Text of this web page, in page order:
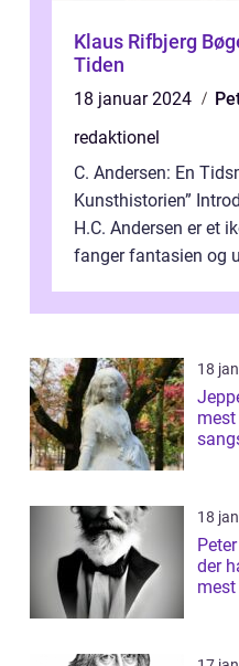
Klaus Rifbjerg
Tiden
18 januar 2024
redaktionel
C. Andersen: En
Kunsthistorien”
H.C. Andersen er et
fanger fantasien og
18
18
der